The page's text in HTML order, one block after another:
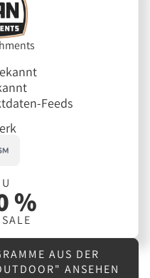
Feeds
%
AUS DER
ANSEHEN